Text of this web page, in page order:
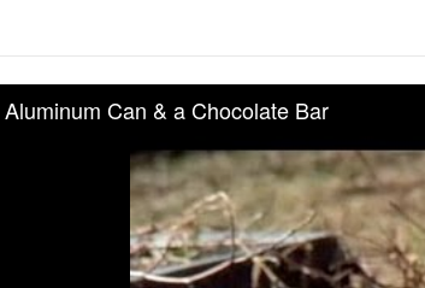
Can & a Chocolate Bar